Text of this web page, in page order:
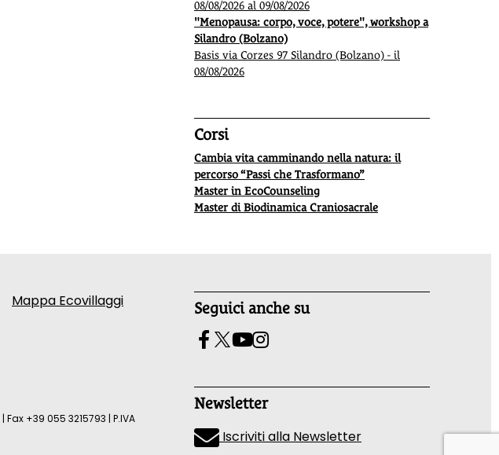
08/08/2026 al 09/08/2026
"Menopausa: corpo, voce, potere", workshop a
Silandro (Bolzano)
Basis via Corzes 97 Silandro (Bolzano) - il
08/08/2026
Corsi
Cambia vita camminando nella natura: il
percorso “Passi che Trasformano”
Master in EcoCounseling
Master di Biodinamica Craniosacrale
Mappa Ecovillaggi Seguici anche su
Newsletter
Iscriviti alla Newsletter
| Fax +39 055 3215793 | P.IVA